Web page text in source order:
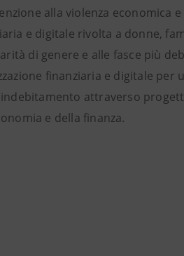
alla violenza economica
e digitale rivolta a donne,
di genere e alle fasce più
finanziaria e digitale
attraverso
e della finanza.